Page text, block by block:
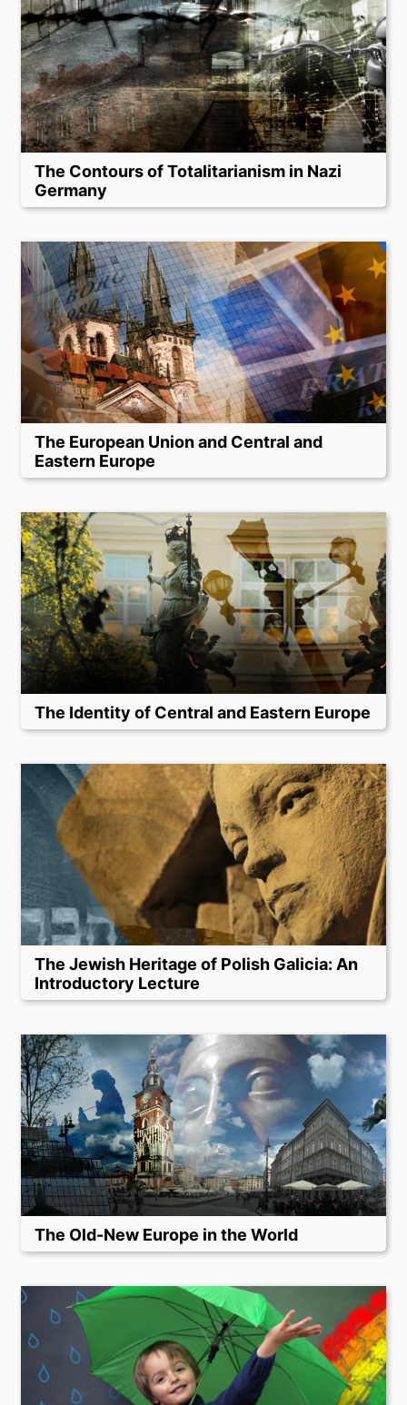
The Contours of Totalitarianism in Nazi
Germany
The European Union and Central and
Eastern Europe
The Identity of Central and Eastern Europe
The Jewish Heritage of Polish Galicia: An
Introductory Lecture
The Old-New Europe in the World